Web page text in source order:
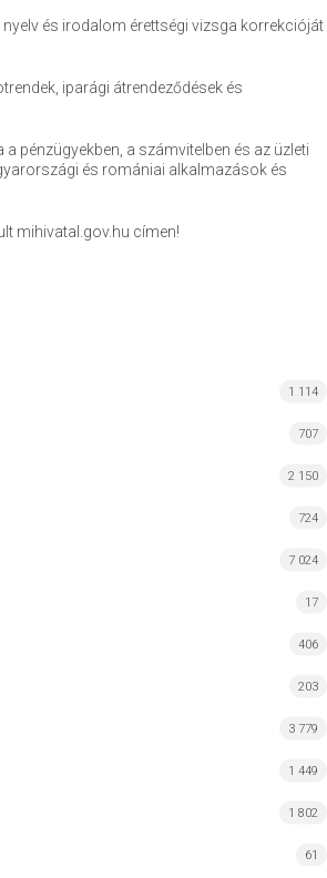
és irodalom érettségi vizsga korrekcióját
iparági átrendeződések és
pénzügyekben, a számvitelben és az üzleti
és romániai alkalmazások és
mihivatal.gov.hu címen!
1 114
707
2 150
724
7 024
17
406
203
3 779
1 449
1 802
61